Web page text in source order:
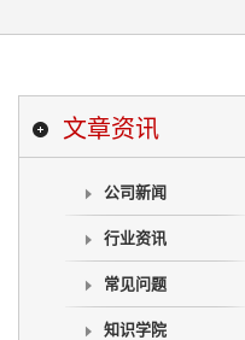
文章资讯
公司新闻
行业资讯
常见问题
知识学院